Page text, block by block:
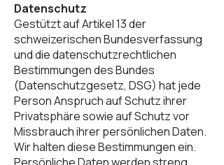
Datenschutz
Gestützt auf Artikel 13 der
schweizerischen Bundesverfassung
und die datenschutzrechtlichen
Bestimmungen des Bundes
(Datenschutzgesetz, DSG) hat jede
Person Anspruch auf Schutz ihrer
Privatsphäre sowie auf Schutz vor
Missbrauch ihrer persönlichen Daten.
Wir halten diese Bestimmungen ein.